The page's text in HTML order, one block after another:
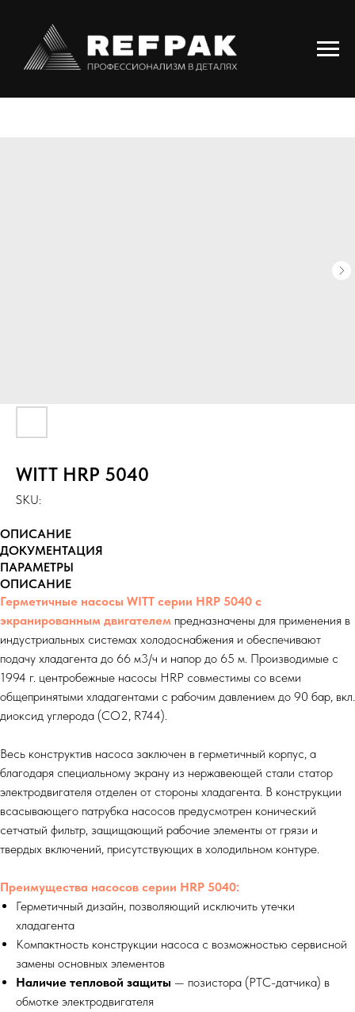
WITT HRP 5040
SKU:
ОПИСАНИЕ
ДОКУМЕНТАЦИЯ
ПАРАМЕТРЫ
ОПИСАНИЕ
Герметичные насосы WITT серии HRP 5040 с
экранированным двигателем предназначены для применения в
индустриальных системах холодоснабжения и обеспечивают
подачу хладагента до 66 м3/ч и напор до 65 м. Производимые с
1994 г. центробежные насосы HRP совместимы со всеми
общепринятыми хладагентами с рабочим давлением до 90 бар, вкл.
диоксид углерода (СО2, R744).
Весь конструктив насоса заключен в герметичный корпус, а
благодаря специальному экрану из нержавеющей стали статор
электродвигателя отделен от стороны хладагента. В конструкции
всасывающего патрубка насосов предусмотрен конический
сетчатый фильтр, защищающий рабочие элементы от грязи и
твердых включений, присутствующих в холодильном контуре.
Преимущества насосов серии HRP 5040:
Герметичный дизайн, позволяющий исключить утечки
хладагента
Компактность конструкции насоса с возможностью сервисной
замены основных элементов
Наличие тепловой защиты — позистора (РТС-датчика) в
обмотке электродвигателя